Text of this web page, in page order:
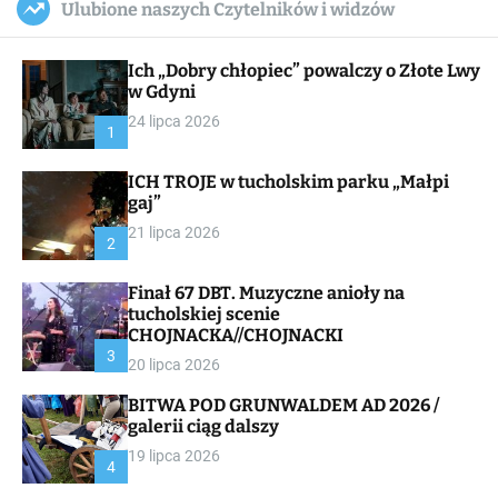
c
a
a
s
W
i
e
l
c
Ulubione naszych Czytelników i widzów
1
Ich „Dobry chłopiec” powalczy o Złote Lwy
w Gdyni
24 lipca 2026
2
ICH TROJE w tucholskim parku „Małpi
gaj”
21 lipca 2026
3
Finał 67 DBT. Muzyczne anioły na
tucholskiej scenie
CHOJNACKA//CHOJNACKI
20 lipca 2026
4
BITWA POD GRUNWALDEM AD 2026 /
galerii ciąg dalszy
19 lipca 2026